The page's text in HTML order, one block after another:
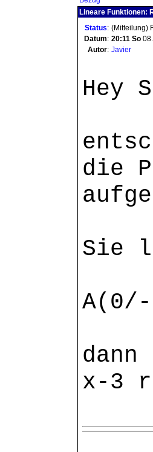
Lineare Funktionen:
Status: (Mitteilung)
Datum: 20:11 So
Autor: Javier
Hey
die
Sie
x-3